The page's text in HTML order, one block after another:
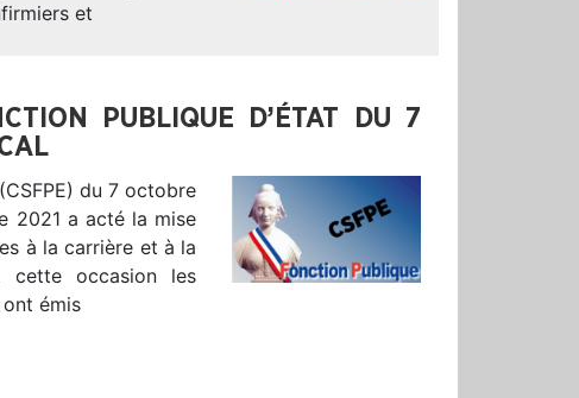
et
PUBLIQUE D’ÉTAT DU 7
du 7 octobre
2021 a acté la mise
à la carrière et à la
cette occasion les
émis